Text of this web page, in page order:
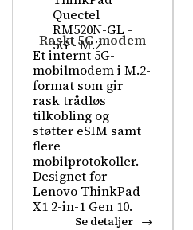
Raskt 5G-modem
Et internt 5G-
mobilmodem i M.2-
format som gir
rask trådløs
tilkobling og
støtter eSIM samt
flere
mobilprotokoller.
Designet for
Lenovo ThinkPad
X1 2-in-1 Gen 10.
Se detaljer